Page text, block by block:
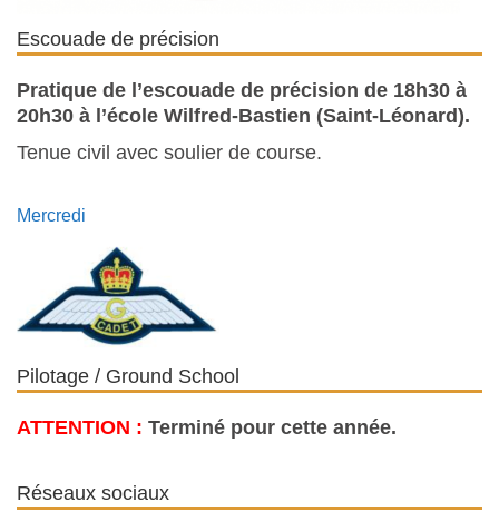
Escouade de précision
Pratique de l’escouade de précision de 18h30 à
20h30 à l’école Wilfred-Bastien (Saint-Léonard).
Tenue civil avec soulier de course.
Mercredi
Pilotage / Ground School
ATTENTION : Terminé pour cette année.
Réseaux sociaux